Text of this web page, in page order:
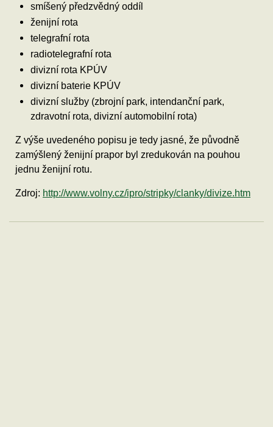
smíšený předzvědný oddíl
ženijní rota
telegrafní rota
radiotelegrafní rota
divizní rota KPÚV
divizní baterie KPÚV
divizní služby (zbrojní park, intendanční park,
zdravotní rota, divizní automobilní rota)
Z výše uvedeného popisu je tedy jasné, že původně
zamýšlený ženijní prapor byl zredukován na pouhou
jednu ženijní rotu.
Zdroj: http://www.volny.cz/ipro/stripky/clanky/divize.htm